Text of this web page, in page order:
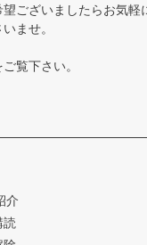
ございましたらお気軽
ませ。
ご覧下さい。
介
読